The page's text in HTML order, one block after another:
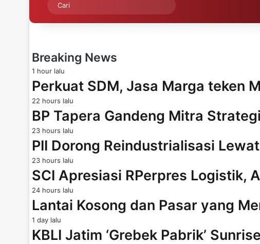
Switch skin
Breaking News
1 hour lalu
Perkuat SDM, Jasa Marga teken
22 hours lalu
BP Tapera Gandeng Mitra
23 hours lalu
PII Dorong Reindustrialisasi
23 hours lalu
SCI Apresiasi RPerpres Logistik,
24 hours lalu
Lantai Kosong dan Pasar yang
1 day lalu
KBLI Jatim ‘Grebek Pabrik’